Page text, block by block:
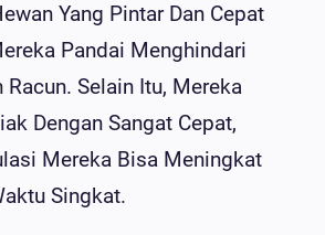
Yang Pintar Dan Cepat
Pandai Menghindari
Racun. Selain Itu, Mereka
Dengan Sangat Cepat,
Mereka Bisa Meningkat
Singkat.